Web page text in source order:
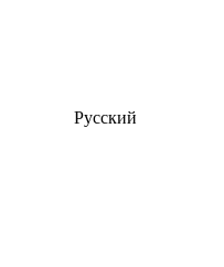
Русский